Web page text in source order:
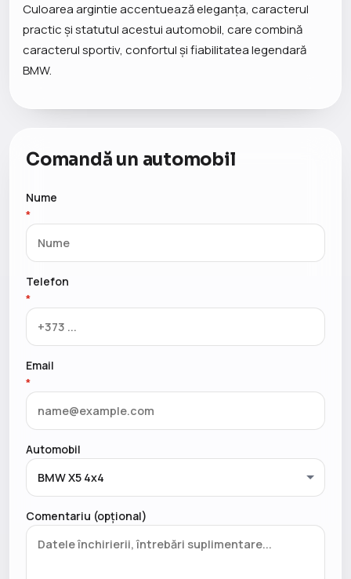
Culoarea argintie accentuează eleganța, caracterul
practic și statutul acestui automobil, care combină
caracterul sportiv, confortul și fiabilitatea legendară
BMW.
Comandă un automobil
Nume
*
Telefon
*
Email
*
Automobil
Comentariu (opțional)